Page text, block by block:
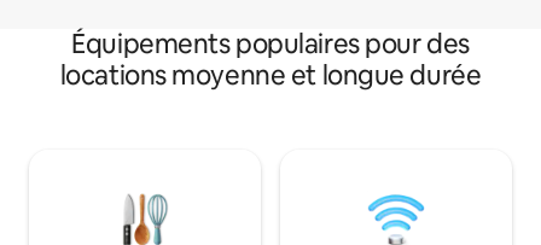
Équipements populaires pour des
locations moyenne et longue durée